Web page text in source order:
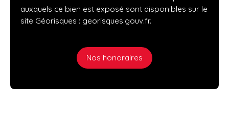
auxquels ce bien est exposé sont disponibles sur le
site Géorisques : georisques.gouv.fr.
Nos honoraires